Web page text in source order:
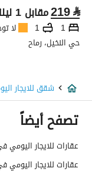
⃁
219مقابل 1 ليلة
1
1
لا
حي النخيل، رماح
شقق للايجار
تصفح أيضاً
عقارات للايجار اليومي
عقارات للايجار اليومي